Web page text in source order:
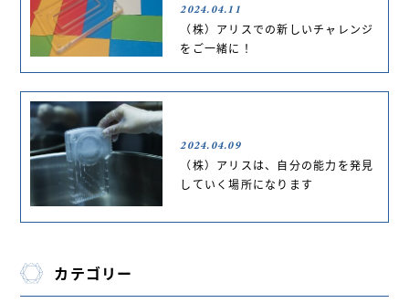
2024.04.11
（株）アリスでの新しいチャレンジ
をご一緒に！
2024.04.09
（株）アリスは、自分の能力を発見
していく場所になります
カテゴリー